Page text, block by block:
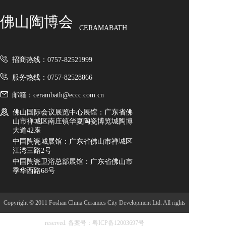
佛山陶博会 CERAMABATH
招商热线：0757-82521999
服务热线：0757-82528866
邮箱：cerambath@eccc.com.cn
佛山国际会议展览中心展馆：广东省佛
山市禅城区南庄镇华夏陶瓷博览城陶博
大道42座
中国陶瓷城展馆：广东省佛山市禅城区
江湾三路2号
中国陶瓷卫浴总部展馆：广东省佛山市
季华西路68号
Copyright © 2011 Foshan China Ceramics City Development Ltd. All rights
reserved. 备案号：粤ICP备12003697号